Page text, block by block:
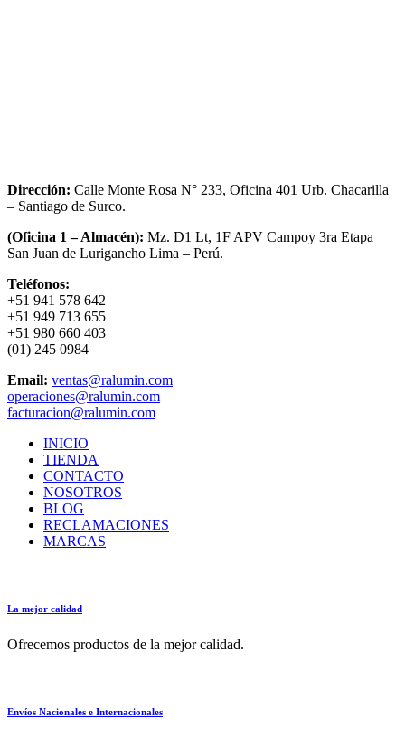
Dirección: Calle Monte Rosa N° 233, Oficina 401 Urb. Chacarilla
– Santiago de Surco.
(Oficina 1 – Almacén): Mz. D1 Lt, 1F APV Campoy 3ra Etapa
San Juan de Lurigancho Lima – Perú.
Teléfonos:
+51 941 578 642
+51 949 713 655
+51 980 660 403
(01) 245 0984
Email: ventas@ralumin.com
operaciones@ralumin.com
facturacion@ralumin.com
INICIO
TIENDA
CONTACTO
NOSOTROS
BLOG
RECLAMACIONES
MARCAS
La mejor calidad
Ofrecemos productos de la mejor calidad.
Envíos Nacionales e Internacionales